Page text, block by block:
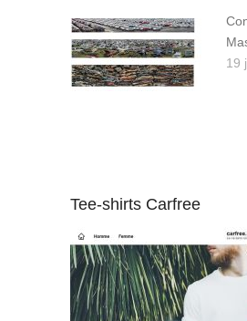
19
Tee-shirts Carfree